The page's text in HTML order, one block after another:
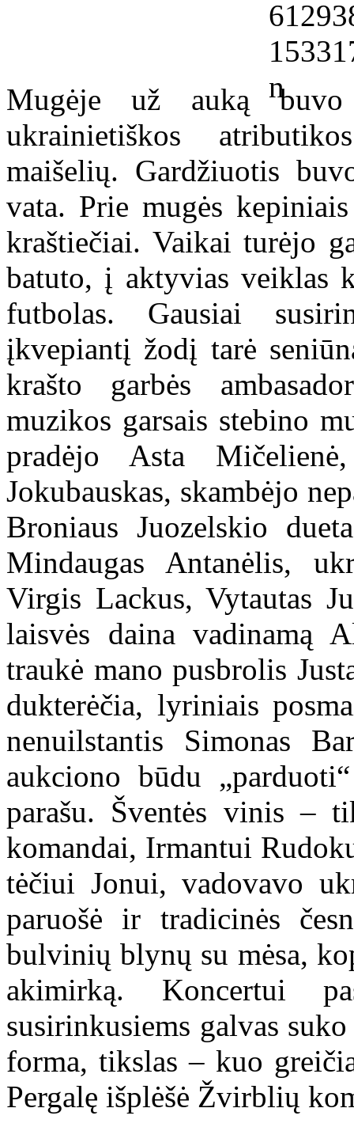
Mugėje už auką
ukrainietiškos
maišelių. Gardžiuotis
vata. Prie mugės
kraštiečiai. Vaikai turėjo
batuto, į aktyvias veiklas
futbolas. Gausiai
įkvepiantį žodį tarė
krašto garbės
muzikos garsais stebino
pradėjo Asta
Jokubauskas, skambėjo
Broniaus Juozelskio
Mindaugas Antanėlis,
Virgis Lackus, Vytautas
laisvės daina vadinamą
traukė mano pusbrolis
dukterėčia, lyriniais
nenuilstantis Simonas
aukciono būdu
parašu. Šventės vinis –
komandai, Irmantui
tėčiui Jonui, vadovavo
paruošė ir tradicinės
bulvinių blynų su mėsa,
akimirką. Koncertui
susirinkusiems galvas
forma, tikslas – kuo
Pergalę išplėšė Žvirblių